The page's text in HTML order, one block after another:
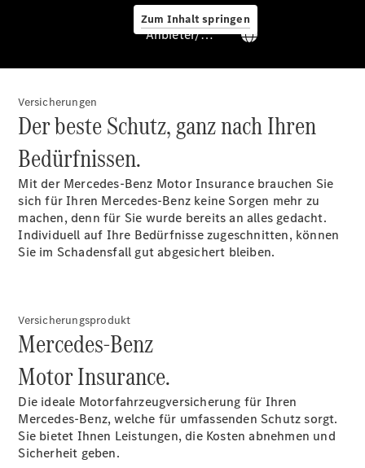
Zum Inhalt springen
Services
Pannenhilfe
und
Kundensupport
Mobilitätslösungen
Intelligente
Fahrzeugsteuerung
Garantie
und
Original-
Anbieter/Datenschutz
Versicherungen
Der beste Schutz, ganz nach Ihren
Bedürfnissen.
Mit der Mercedes-Benz Motor Insurance brauchen Sie
sich für Ihren Mercedes-Benz keine Sorgen mehr zu
machen, denn für Sie wurde bereits an alles gedacht.
Individuell auf Ihre Bedürfnisse zugeschnitten, können
Sie im Schadensfall gut abgesichert bleiben.
Versicherungsprodukt
Mercedes-Benz
Motor Insurance.
Die ideale Motorfahrzeugversicherung für Ihren
Mercedes-Benz, welche für umfassenden Schutz sorgt.
Sie bietet Ihnen Leistungen, die Kosten abnehmen und
Sicherheit geben.